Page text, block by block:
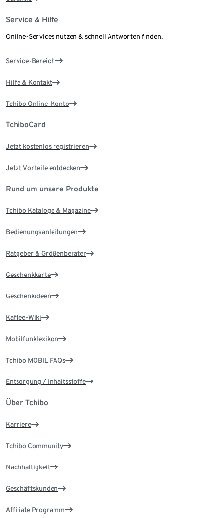
Service & Hilfe
Online-Services nutzen & schnell Antworten finden.
Service-Bereich
Hilfe & Kontakt
Tchibo Online-Konto
TchiboCard
Jetzt kostenlos registrieren
Jetzt Vorteile entdecken
Rund um unsere Produkte
Tchibo Kataloge & Magazine
Bedienungsanleitungen
Ratgeber & Größenberater
Geschenkkarte
Geschenkideen
Kaffee-Wiki
Mobilfunklexikon
Tchibo MOBIL FAQs
Entsorgung / Inhaltsstoffe
Über Tchibo
Karriere
Tchibo Community
Nachhaltigkeit
Geschäftskunden
Affiliate Programm